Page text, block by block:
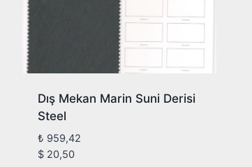
Dış Mekan Marin Suni Derisi
Steel
₺ 959,42
$ 20,50